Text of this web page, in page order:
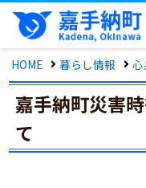
HOME 暮らし情報
嘉手納町災害
て